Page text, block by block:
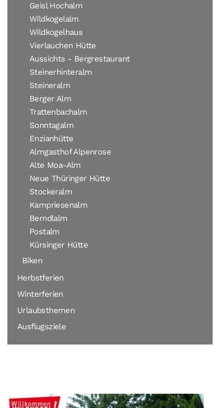
Geisl Hochalm
Wildkogelalm
Wildkogelhaus
Vierlauchen Hütte
Aussichts - Bergrestaurant
Steinerhinteralm
Steineralm
Berger Alm
Trattenbachalm
Sonntagalm
Enzianhütte
Almgasthof Alpenrose
Alte Moa-Alm
Neue Thüringer Hütte
Stockeralm
Kampriesenalm
Berndlalm
Postalm
Kürsinger Hütte
Biken
Herbstferien
Winterferien
Urlaubsthemen
Ausflugsziele